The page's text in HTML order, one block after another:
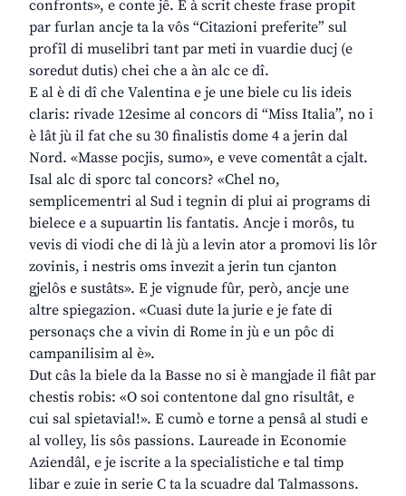
confronts», e conte jê. E à scrit cheste frase propit
par furlan ancje ta la vôs “Citazioni preferite” sul
profîl di muselibri tant par meti in vuardie ducj (e
soredut dutis) chei che a àn alc ce dî.
E al è di dî che Valentina e je une biele cu lis ideis
claris: rivade 12esime al concors di “Miss Italia”, no i
è lât jù il fat che su 30 finalistis dome 4 a jerin dal
Nord. «Masse pocjis, sumo», e veve comentât a cjalt.
Isal alc di sporc tal concors? «Chel no,
semplicementri al Sud i tegnin di plui ai programs di
bielece e a supuartin lis fantatis. Ancje i morôs, tu
vevis di viodi che di là jù a levin ator a promovi lis lôr
zovinis, i nestris oms invezit a jerin tun cjanton
gjelôs e sustâts». E je vignude fûr, però, ancje une
altre spiegazion. «Cuasi dute la jurie e je fate di
personaçs che a vivin di Rome in jù e un pôc di
campanilisim al è».
Dut câs la biele da la Basse no si è mangjade il fiât par
chestis robis: «O soi contentone dal gno risultât, e
cui sal spietavial!». E cumò e torne a pensâ al studi e
al volley, lis sôs passions. Laureade in Economie
Aziendâl, e je iscrite a la specialistiche e tal timp
libar e zuie in serie C ta la scuadre dal Talmassons.